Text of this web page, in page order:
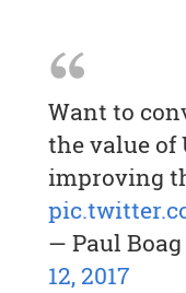
Want to
the value of
improving
— Paul
12, 2017